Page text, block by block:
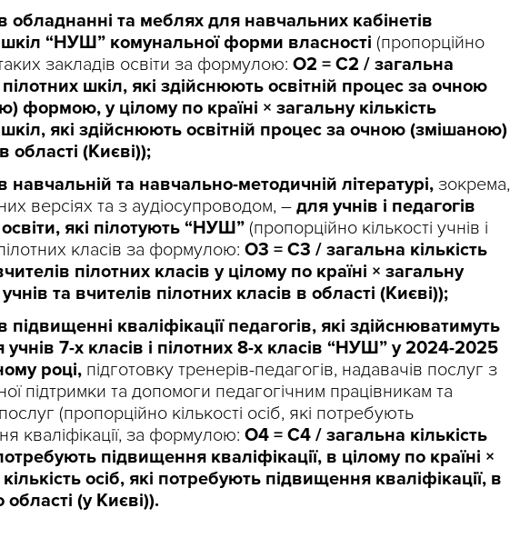
обладнанні та меблях для навчальних кабінетів
шкіл “НУШ” комунальної форми власності (пропорційно
таких закладів освіти за формулою: О2 = С2 / загальна
пілотних шкіл, які здійснюють освітній процес за очною
формою, у цілому по країні × загальну кількість
які здійснюють освітній процес за очною (змішаною)
(Києві));
навчальній та навчально-методичній літературі, зокрема,
версіях та з аудіосупроводом, – для учнів і педагогів
які пілотують “НУШ” (пропорційно кількості учнів і
класів за формулою: О3 = С3 / загальна кількість
пілотних класів у цілому по країні × загальну
учнів та вчителів пілотних класів в області (Києві));
підвищенні кваліфікації педагогів, які здійснюватимуть
7-х класів і пілотних 8-х класів “НУШ” у 2024-2025
році, підготовку тренерів-педагогів, надавачів послуг з
підтримки та допомоги педагогічним працівникам та
(пропорційно кількості осіб, які потребують
кваліфікації, за формулою: О4 = С4 / загальна кількість
підвищення кваліфікації, в цілому по країні ×
осіб, які потребують підвищення кваліфікації, в
області (у Києві)).